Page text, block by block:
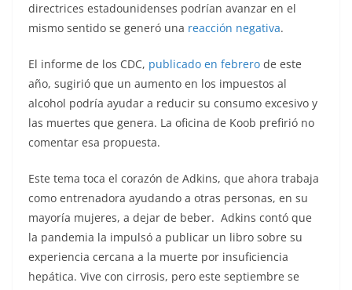
directrices estadounidenses podrían avanzar en el
mismo sentido se generó una reacción negativa.
El informe de los CDC, publicado en febrero de este
año, sugirió que un aumento en los impuestos al
alcohol podría ayudar a reducir su consumo excesivo y
las muertes que genera. La oficina de Koob prefirió no
comentar esa propuesta.
Este tema toca el corazón de Adkins, que ahora trabaja
como entrenadora ayudando a otras personas, en su
mayoría mujeres, a dejar de beber. Adkins contó que
la pandemia la impulsó a publicar un libro sobre su
experiencia cercana a la muerte por insuficiencia
hepática. Vive con cirrosis, pero este septiembre se